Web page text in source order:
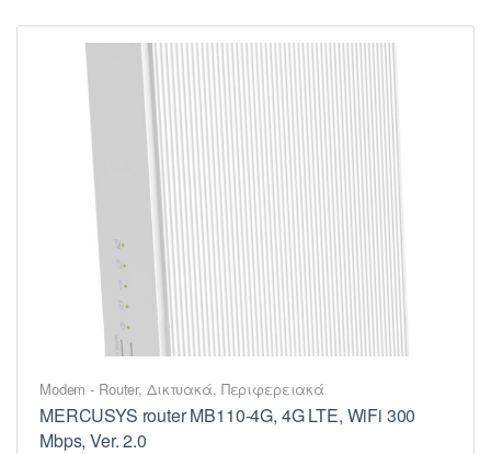
Modem - Router, Δικτυακά, Περιφερειακά
MERCUSYS router MB110-4G, 4G LTE, WiFi 300
Mbps, Ver. 2.0